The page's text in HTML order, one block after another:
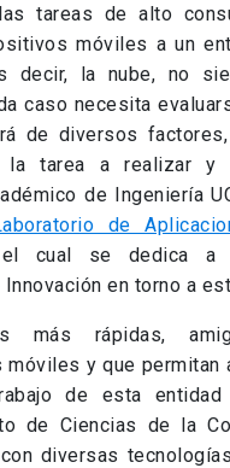
tareas de alto
móviles a un
decir, la nube, no
caso necesita
de diversos
la tarea a realizar y
de Ingeniería
de
cual se dedica a
en torno a
más rápidas,
y que permitan
de esta entidad
de Ciencias de la
diversas